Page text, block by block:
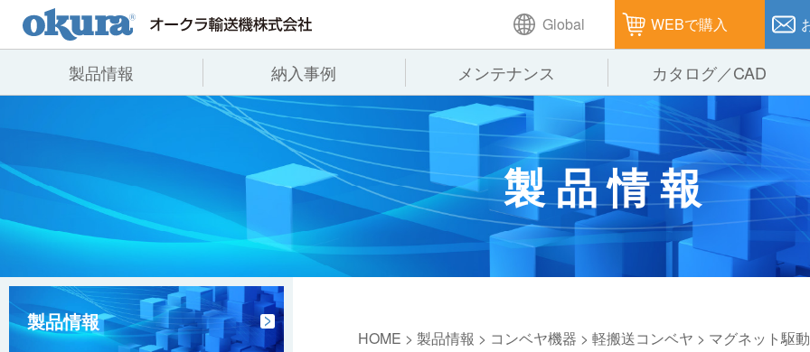
Global WEBで購入
製品情報
製品情報
コンベヤ機器
コンベヤ機器を探す
用途から探す
ヒント集
GTPシステム
ピッキングシステム
パレタイズ・デパレタイズシステム
納入事例
納入事例
全業種 製造
飲料 通販
メンテナンス
カタログ／CAD
会社情報
代表あいさつ 企業理念
事業所一覧 オークラグループ
沿革 オークラの取組み
製品情報
製品情報
HOME > 製品情報 > コンベヤ機器 > 軽搬送コンベヤ > マグネット駆